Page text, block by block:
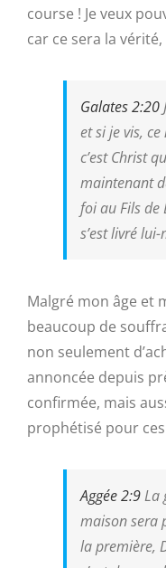
course ! Je veux
car ce sera la
Galates 2:20
et si jevis, ce
c’estChrist
maintenant
foi au Fils de
s’est livré
Malgré mon âge et
beaucoup de
non seulement
annoncée depuis
confirmée, mais
prophétisé pour
Aggée 2:9La
maisonsera
la première,